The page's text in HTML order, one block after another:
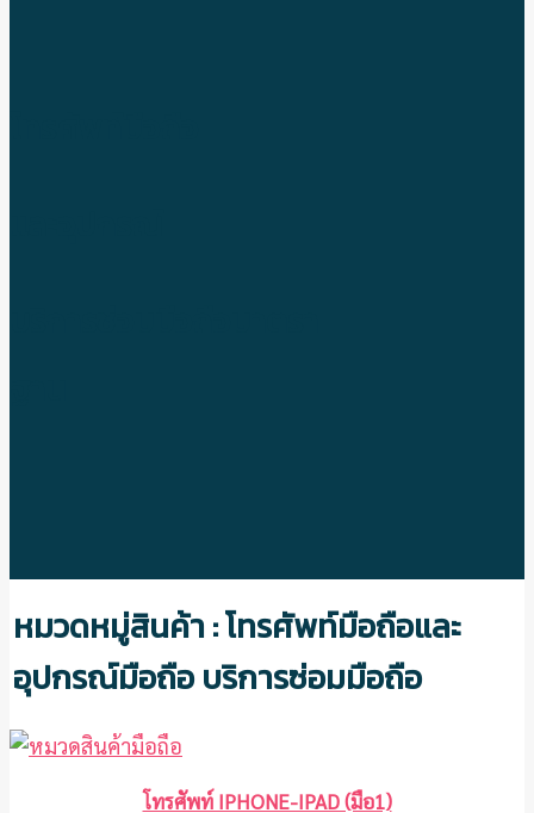
หมวดหมู่สินค้า : โทรศัพท์มือถือและ
อุปกรณ์มือถือ บริการซ่อมมือถือ
โทรศัพท์ IPHONE-IPAD (มือ1)